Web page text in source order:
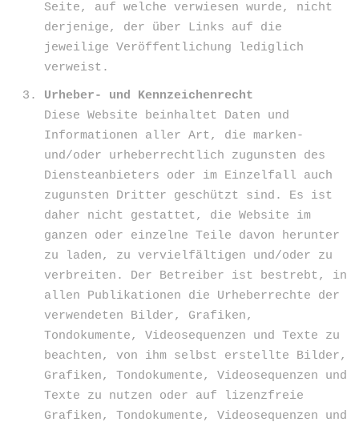
Seite, auf welche verwiesen wurde, nicht
derjenige, der über Links auf die
jeweilige Veröffentlichung lediglich
verweist.
Urheber- und Kennzeichenrecht
Diese Website beinhaltet Daten und
Informationen aller Art, die marken-
und/oder urheberrechtlich zugunsten des
Diensteanbieters oder im Einzelfall auch
zugunsten Dritter geschützt sind. Es ist
daher nicht gestattet, die Website im
ganzen oder einzelne Teile davon herunter
zu laden, zu vervielfältigen und/oder zu
verbreiten. Der Betreiber ist bestrebt, in
allen Publikationen die Urheberrechte der
verwendeten Bilder, Grafiken,
Tondokumente, Videosequenzen und Texte zu
beachten, von ihm selbst erstellte Bilder,
Grafiken, Tondokumente, Videosequenzen und
Texte zu nutzen oder auf lizenzfreie
Grafiken, Tondokumente, Videosequenzen und